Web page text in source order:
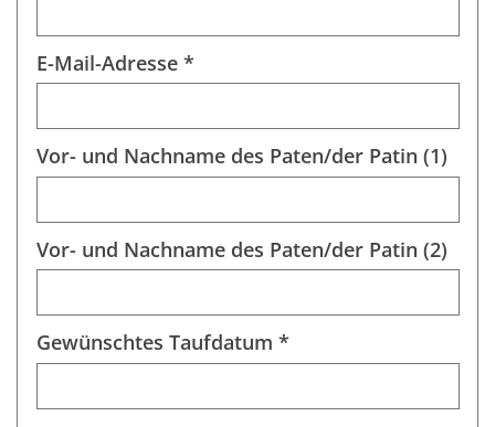
E-Mail-Adresse *
Vor- und Nachname des Paten/der Patin (1)
Vor- und Nachname des Paten/der Patin (2)
Gewünschtes Taufdatum *